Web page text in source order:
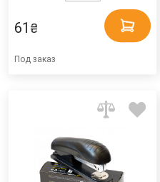
61 ₴
Под заказ